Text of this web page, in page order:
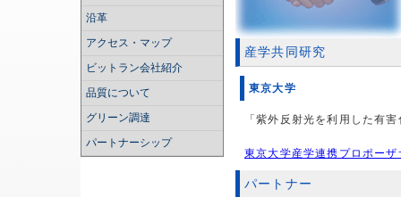
沿革
アクセス・マップ
ビットラン会社紹介
品質について
グリーン調達
パートナーシップ
産学共同研究
東京大学
「紫外反射光を利用した有
東京大学産学連携プロポーザ
パートナー